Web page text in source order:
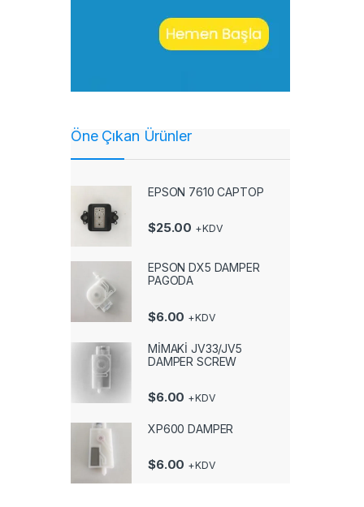
Öne Çıkan Ürünler
EPSON 7610 CAPTOP
$25.00 +KDV
EPSON DX5 DAMPER
PAGODA
$6.00 +KDV
MİMAKİ JV33/JV5
DAMPER SCREW
$6.00 +KDV
XP600 DAMPER
$6.00 +KDV